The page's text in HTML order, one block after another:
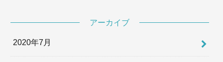
アーカイブ
2020年7月